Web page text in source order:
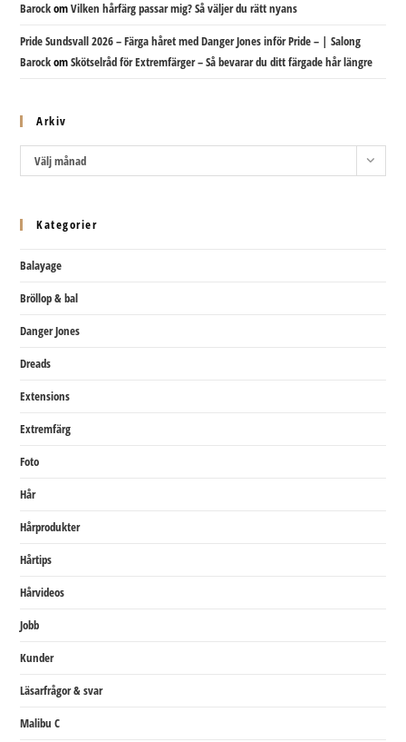
BarockomVilken hårfärg passar mig? Så väljer du rätt nyans
Pride Sundsvall 2026 – Färga håret med Danger Jones inför Pride – | Salong
BarockomSkötselråd för Extremfärger – Så bevarar du ditt färgade hår längre
Arkiv
ArkivVälj månad
Kategorier
Balayage
Bröllop & bal
Danger Jones
Dreads
Extensions
Extremfärg
Foto
Hår
Hårprodukter
Hårtips
Hårvideos
Jobb
Kunder
Läsarfrågor & svar
Malibu C